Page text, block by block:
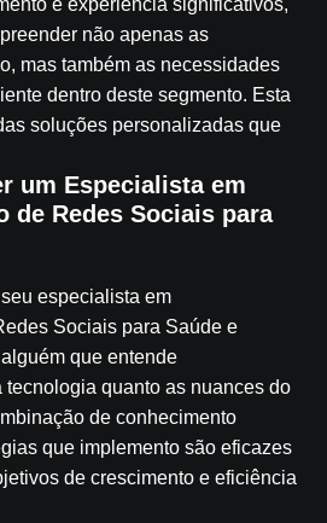
e experiência significativos,
não apenas as
mas também as necessidades
dentro deste segmento. Esta
soluções personalizadas que
um Especialista em
de Redes Sociais para
especialista em
Sociais para Saúde e
que entende
tecnologia quanto as nuances do
de conhecimento
que implemento são eficazes
de crescimento e eficiência